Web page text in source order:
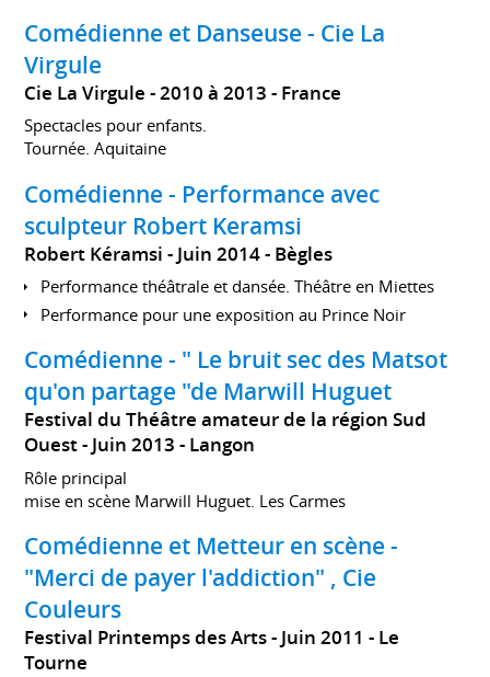
Comédienne et Danseuse - Cie La
Virgule
Cie La Virgule 2010 à 2013 France
Spectacles pour enfants.
Tournée. Aquitaine
Comédienne - Performance avec
sculpteur Robert Keramsi
Robert Kéramsi Juin 2014 Bègles
Performance théâtrale et dansée. Théâtre en Miettes
Performance pour une exposition au Prince Noir
Comédienne - " Le bruit sec des Matsot
qu'on partage "de Marwill Huguet
Festival du Théâtre amateur de la région Sud
Ouest
Juin 2013 Langon
Rôle principal
mise en scène Marwill Huguet. Les Carmes
Comédienne et Metteur en scène -
"Merci de payer l'addiction" , Cie
Couleurs
Festival Printemps des Arts Juin 2011 Le
Tourne